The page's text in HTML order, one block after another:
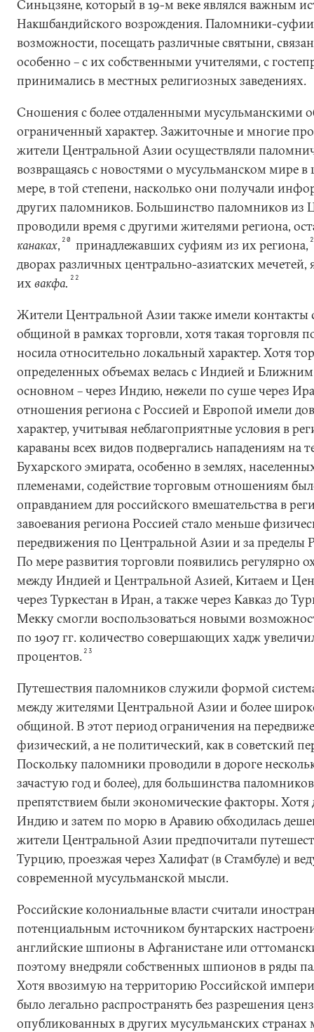
Синьцзяне, который в 19-м веке являлся важным
Накшбандийского возрождения. Паломники-
возможности, посещать различные святыни,
особенно – с их собственными учителями, с
принимались в местных религиозных заведениях.
Сношения с более отдаленными мусульманскими
ограниченный характер. Зажиточные и многие
жители Центральной Азии осуществляли
возвращаясь с новостями о мусульманском мире в
мере, в той степени, насколько они получали
других паломников. Большинство паломников из
проводили время с другими жителями региона,
канаках, 20 принадлежавших суфиям из их региона,
дворах различных центрально-азиатских мечетей,
ихвакфа. 22
Жители Центральной Азии также имели контакты
общиной в рамках торговли, хотя такая торговля
носила относительно локальный характер. Хотя
определенных объемах велась с Индией и
основном – через Индию, нежели по суше через
отношения региона с Россией и Европой имели
характер, учитывая неблагоприятные условия в
караваны всех видов подвергались нападениям на
Бухарского эмирата, особенно в землях,
племенами, содействие торговым отношениям
оправданием для российского вмешательства в
завоевания региона Россией стало меньше
передвижения по Центральной Азии и за пределы
По мере развития торговли появились регулярно
между Индией и Центральной Азией, Китаем и
через Туркестан в Иран, а также через Кавказ до
Мекку смогли воспользоваться новыми
по 1907 гг. количество совершающих хадж
процентов. 23
Путешествия паломников служили формой
между жителями Центральной Азии и более
общиной. В этот период ограничения на
физический, а не политический, как в советский
Поскольку паломники проводили в дороге
зачастую год и более), для большинства
препятствием были экономические факторы. Хотя
Индию и затем по морю в Аравию обходилась
жители Центральной Азии предпочитали
Турцию, проезжая через Халифат (в Стамбуле) и
современной мусульманской мысли.
Российские колониальные власти считали
потенциальным источником бунтарских
английские шпионы в Афганистане или
поэтому внедряли собственных шпионов в ряды
Хотя ввозимую на территорию Российской
было легально распространять без разрешения
опубликованных в других мусульманских странах